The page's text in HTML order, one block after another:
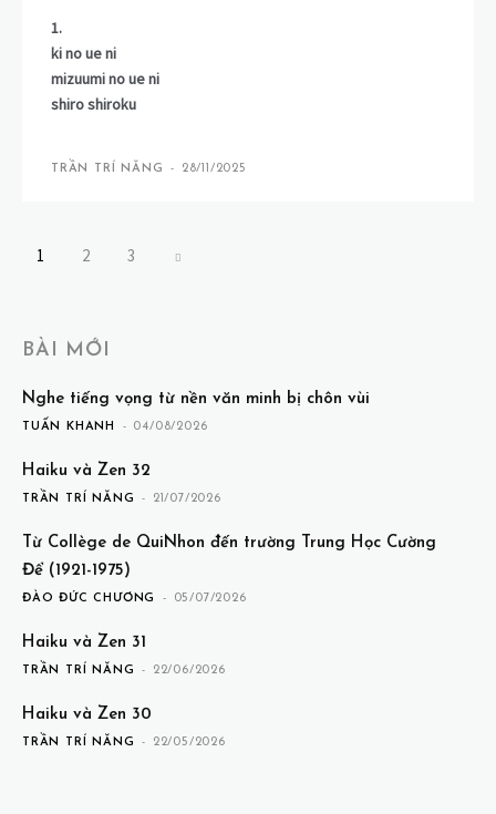
1.
ki no ue ni
mizuumi no ue ni
shiro shiroku
TRẦN TRÍ NĂNG - 28/11/2025
1 2 3
BÀI MỚI
Nghe tiếng vọng từ nền văn minh bị chôn vùi
TUẤN KHANH - 04/08/2026
Haiku và Zen 32
TRẦN TRÍ NĂNG - 21/07/2026
Từ Collège de QuiNhon đến trường Trung Học Cường
Để (1921-1975)
ĐÀO ĐỨC CHƯƠNG - 05/07/2026
Haiku và Zen 31
TRẦN TRÍ NĂNG - 22/06/2026
Haiku và Zen 30
TRẦN TRÍ NĂNG - 22/05/2026